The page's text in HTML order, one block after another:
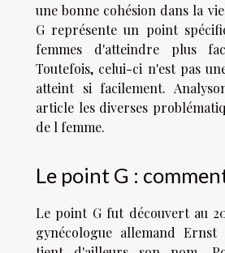
une bonne cohésion dans la
G représente un point
femmes d'atteindre plus
Toutefois, celui-ci n'est pas
atteint si facilement.
article les diverses
de l femme.
Le point G :
Le point G fut découvert au
gynécologue allemand